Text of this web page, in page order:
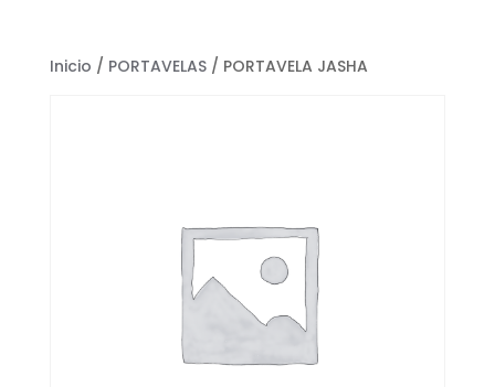
Inicio / PORTAVELAS/ PORTAVELA JASHA